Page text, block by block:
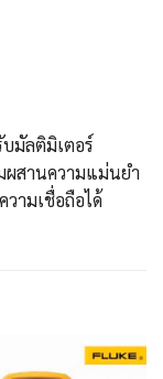
มัลติมิเตอร์
ผสานความแม่นยำ
ามเชื่อถือได้